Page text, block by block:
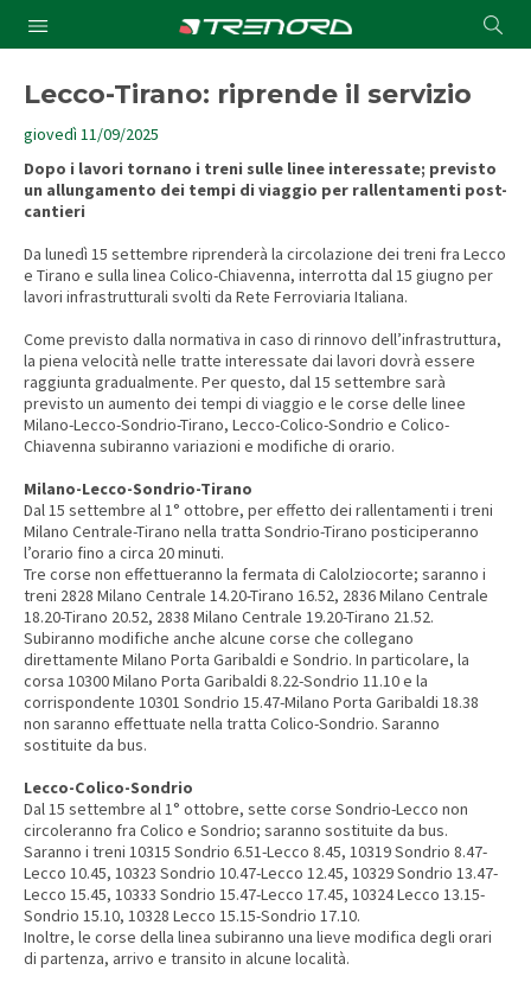
Submit
Lecco-Tirano: riprende il servizio
giovedì 11/09/2025
Dopo i lavori tornano i treni sulle linee interessate; previsto
un allungamento dei tempi di viaggio per rallentamenti post-
cantieri
Da lunedì 15 settembre riprenderà la circolazione dei treni fra Lecco
e Tirano e sulla linea Colico-Chiavenna, interrotta dal 15 giugno per
lavori infrastrutturali svolti da Rete Ferroviaria Italiana.
Come previsto dalla normativa in caso di rinnovo dell’infrastruttura,
la piena velocità nelle tratte interessate dai lavori dovrà essere
raggiunta gradualmente. Per questo, dal 15 settembre sarà
previsto un aumento dei tempi di viaggio e le corse delle linee
Milano-Lecco-Sondrio-Tirano, Lecco-Colico-Sondrio e Colico-
Chiavenna subiranno variazioni e modifiche di orario.
Milano-Lecco-Sondrio-Tirano
Dal 15 settembre al 1° ottobre, per effetto dei rallentamenti i treni
Milano Centrale-Tirano nella tratta Sondrio-Tirano posticiperanno
l’orario fino a circa 20 minuti.
Tre corse non effettueranno la fermata di Calolziocorte; saranno i
treni 2828 Milano Centrale 14.20-Tirano 16.52, 2836 Milano Centrale
18.20-Tirano 20.52, 2838 Milano Centrale 19.20-Tirano 21.52.
Subiranno modifiche anche alcune corse che collegano
direttamente Milano Porta Garibaldi e Sondrio. In particolare, la
corsa 10300 Milano Porta Garibaldi 8.22-Sondrio 11.10 e la
corrispondente 10301 Sondrio 15.47-Milano Porta Garibaldi 18.38
non saranno effettuate nella tratta Colico-Sondrio. Saranno
sostituite da bus.
Lecco-Colico-Sondrio
Dal 15 settembre al 1° ottobre, sette corse Sondrio-Lecco non
circoleranno fra Colico e Sondrio; saranno sostituite da bus.
Saranno i treni 10315 Sondrio 6.51-Lecco 8.45, 10319 Sondrio 8.47-
Lecco 10.45, 10323 Sondrio 10.47-Lecco 12.45, 10329 Sondrio 13.47-
Lecco 15.45, 10333 Sondrio 15.47-Lecco 17.45, 10324 Lecco 13.15-
Sondrio 15.10, 10328 Lecco 15.15-Sondrio 17.10.
Inoltre, le corse della linea subiranno una lieve modifica degli orari
di partenza, arrivo e transito in alcune località.